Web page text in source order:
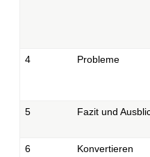
4 Probleme
5 Fazit und
6 Konvertieren